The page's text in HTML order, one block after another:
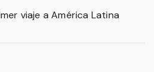
viaje a América Latina